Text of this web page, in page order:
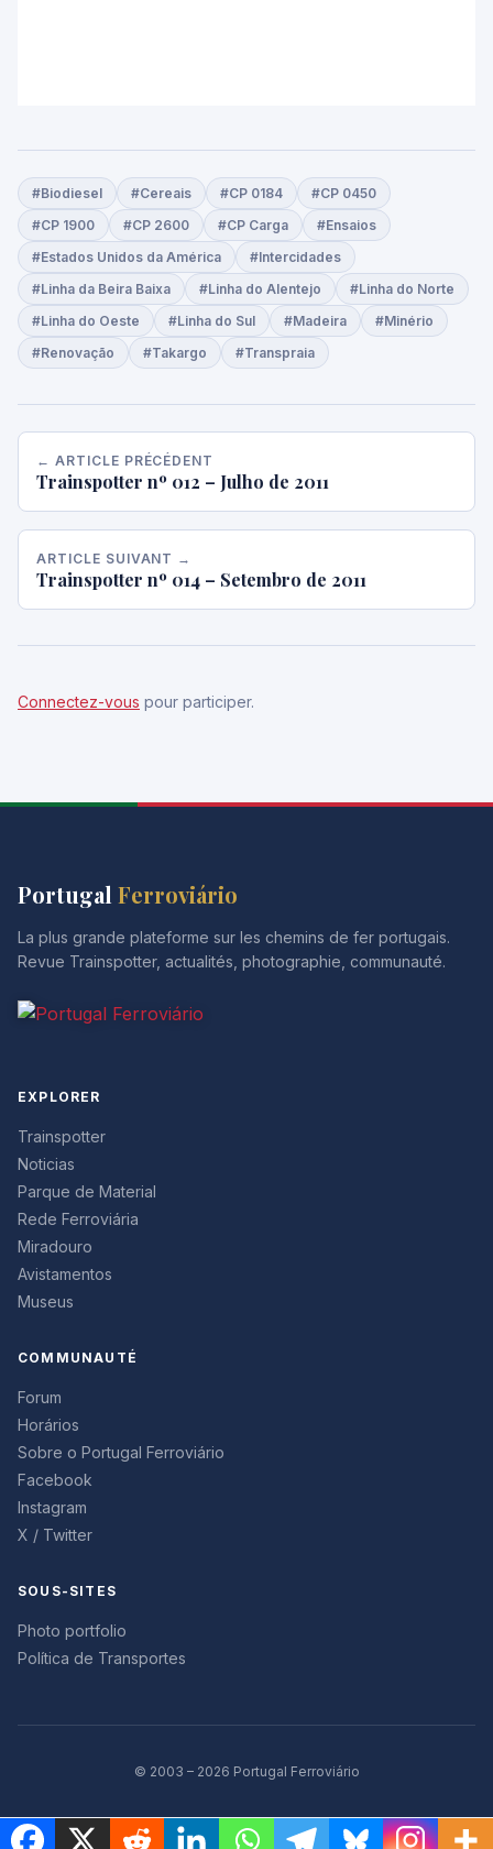
#Biodiesel #Cereais #CP 0184
#CP 0450
#CP 1900
#CP 2600 #CP Carga
#Ensaios
#Estados Unidos da América
#Intercidades
#Linha da Beira Baixa
#Linha do Alentejo
#Linha do Norte
#Linha do Oeste
#Linha do Sul #Madeira
#Minério
#Renovação
#Takargo #Transpraia
← ARTICLE PRÉCÉDENT
Trainspotter nº 012 – Julho de 2011
ARTICLE SUIVANT →
Trainspotter nº 014 – Setembro de 2011
Connectez-vous pour participer.
Portugal Ferroviário
La plus grande plateforme sur les chemins de fer portugais.
Revue Trainspotter, actualités, photographie, communauté.
EXPLORER
Trainspotter
Noticias
Parque de Material
Rede Ferroviária
Miradouro
Avistamentos
Museus
COMMUNAUTÉ
Forum
Horários
Sobre o Portugal Ferroviário
Facebook
Instagram
X / Twitter
SOUS-SITES
Photo portfolio
Política de Transportes
© 2003 – 2026 Portugal Ferroviário